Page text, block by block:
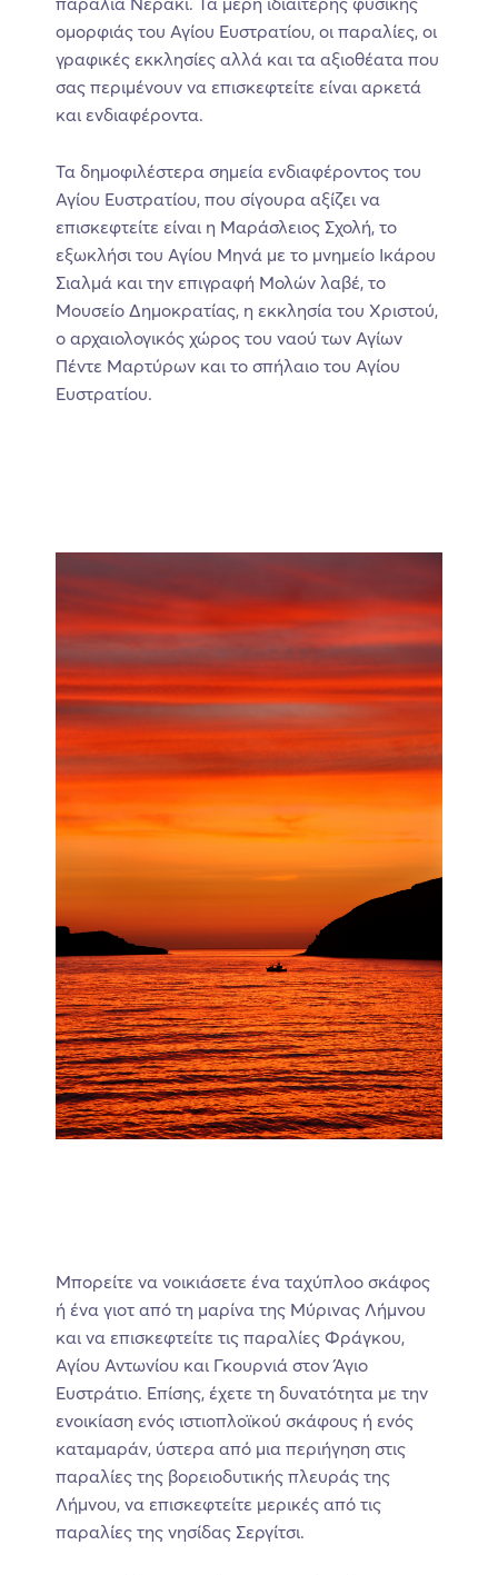
ομορφιάς του Αγίου Ευστρατίου, οι παραλίες, οι
γραφικές εκκλησίες αλλά και τα αξιοθέατα που
σας περιμένουν να επισκεφτείτε είναι αρκετά
και ενδιαφέροντα.
Τα δημοφιλέστερα σημεία ενδιαφέροντος του
Αγίου Ευστρατίου, που σίγουρα αξίζει να
επισκεφτείτε είναι η Μαράσλειος Σχολή, το
εξωκλήσι του Αγίου Μηνά με το μνημείο Ικάρου
Σιαλμά και την επιγραφή Μολών λαβέ, το
Μουσείο Δημοκρατίας, η εκκλησία του Χριστού,
ο αρχαιολογικός χώρος του ναού των Αγίων
Πέντε Μαρτύρων και το σπήλαιο του Αγίου
Ευστρατίου.
Μπορείτε να νοικιάσετε ένα ταχύπλοο σκάφος
ή ένα γιοτ από τη μαρίνα της Μύρινας Λήμνου
και να επισκεφτείτε τις παραλίες Φράγκου,
Αγίου Αντωνίου και Γκουρνιά στον Άγιο
Ευστράτιο. Επίσης, έχετε τη δυνατότητα με την
ενοικίαση ενός ιστιοπλοϊκού σκάφους ή ενός
καταμαράν, ύστερα από μια περιήγηση στις
παραλίες της βορειοδυτικής πλευράς της
Λήμνου, να επισκεφτείτε μερικές από τις
παραλίες της νησίδας Σεργίτσι.